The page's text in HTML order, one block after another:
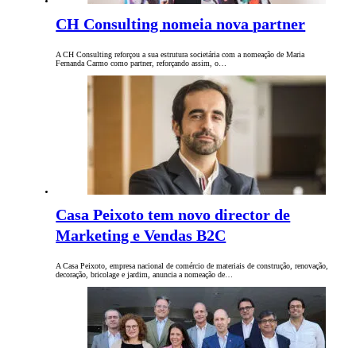
CH Consulting nomeia nova partner
A CH Consulting reforçou a sua estrutura societária com a nomeação de Maria
Fernanda Carmo como partner, reforçando assim, o…
Casa Peixoto tem novo director de
Marketing e Vendas B2C
A Casa Peixoto, empresa nacional de comércio de materiais de construção, renovação,
decoração, bricolage e jardim, anuncia a nomeação de…